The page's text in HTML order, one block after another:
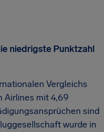
niedrigste Punktzahl
Vergleichs
Airlines mit 4,69
sind
wurde in